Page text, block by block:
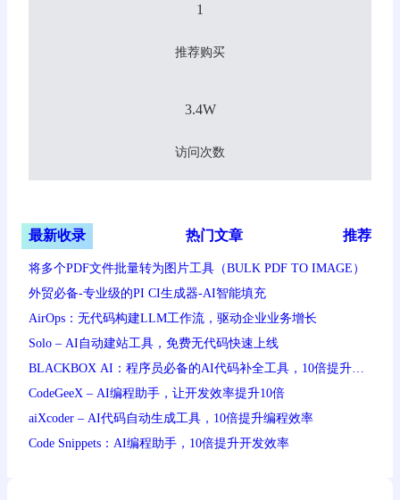
1
推荐购买
3.4W
访问次数
最新收录 热门文章 推荐
将多个PDF文件批量转为图片工具（BULK PDF TO IMAGE）
外贸必备-专业级的PI CI生成器-AI智能填充
AirOps：无代码构建LLM工作流，驱动企业业务增长
Solo – AI自动建站工具，免费无代码快速上线
BLACKBOX AI：程序员必备的AI代码补全工具，10倍提升编
程效率
CodeGeeX – AI编程助手，让开发效率提升10倍
aiXcoder – AI代码自动生成工具，10倍提升编程效率
Code Snippets：AI编程助手，10倍提升开发效率